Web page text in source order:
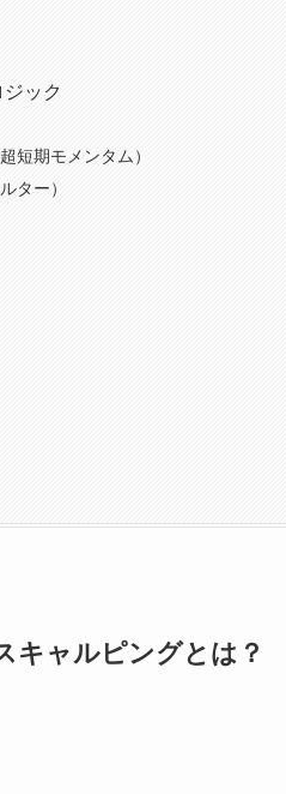
ック
短期モメンタム）
ター）
キャルピングとは？